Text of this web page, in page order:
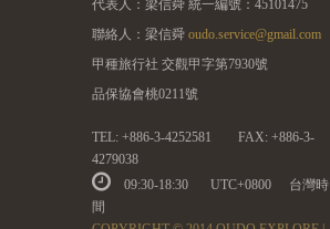
代表人：梁信舜 統一編號：45101475
聯絡人：梁信舜 oudo.service@gmail.com
甲種旅行社 交觀甲字第7930號
品保協會桃0211號
TEL: +886-3-4252581
FAX: +886-3-
4279038
09:30-18:30
UTC+0800
台灣時
間